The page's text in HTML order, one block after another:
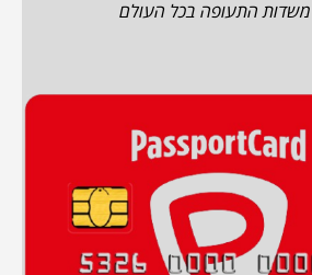
התעופה בכל העולם